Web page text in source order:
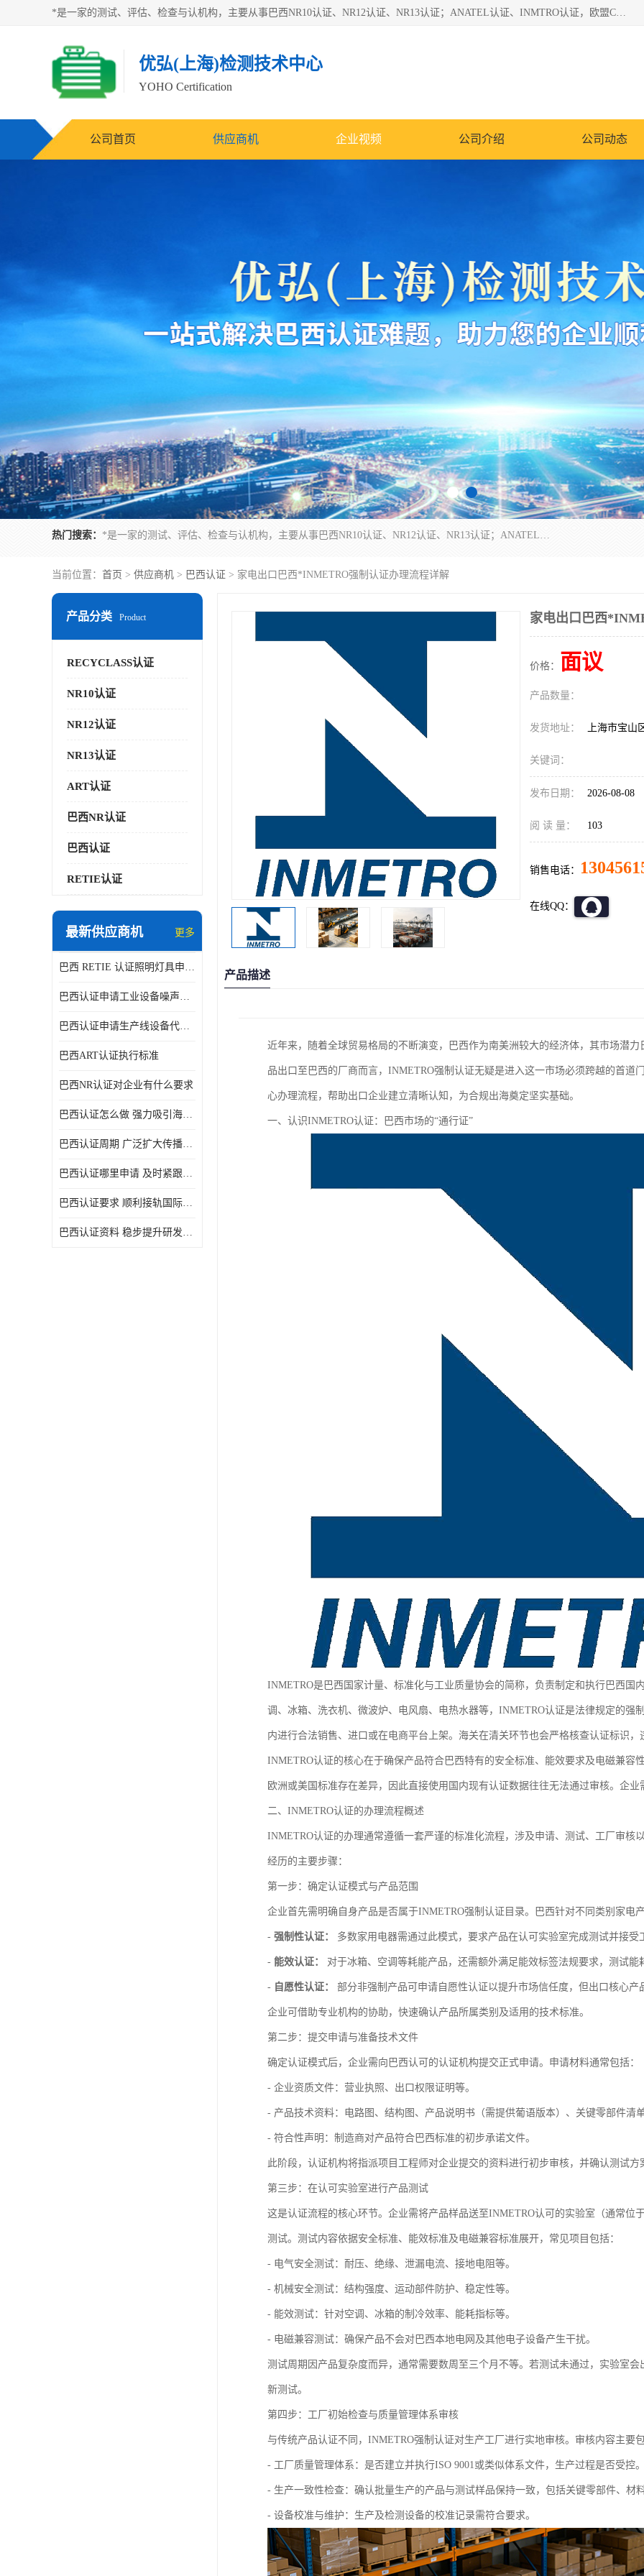
*是一家的测试、评估、检查与认机构，主要从事巴西NR10认证、NR12认证、NR13认证；ANATEL认证、INMTRO认证，欧盟CE认证：MD认证，PED认证，MID认证，ATEX认证，德国蓝色天使认证。
优弘(上海)检测技术中心
YOHO Certification
公司首页 供应商机 企业视频 公司介绍 公司动态
热门搜索： *是一家的测试、评估、检查与认机构，主要从事巴西NR10认证、NR12认证、NR13认证；ANATEL认证、INMTRO认证，欧盟CE认证：MD认证，PED认证，MID认证，ATEX认证，德国蓝色天使认证。
当前位置： 首页 > 供应商机 > 巴西认证 > 家电出口巴西*INMETRO强制认证办理流程详解
产品分类 Product
RECYCLASS认证
NR10认证
NR12认证
NR13认证
ART认证
巴西NR认证
巴西认证
RETIE认证
最新供应商机 更多
巴西 RETIE 认证照明灯具申请 RETIE 认证
巴西认证申请工业设备噪声控制认证规范
巴西认证申请生产线设备代理机构选择
巴西ART认证执行标准
巴西NR认证对企业有什么要求
巴西认证怎么做 强力吸引海外投资
巴西认证周期 广泛扩大传播范围
巴西认证哪里申请 及时紧跟法规变化
巴西认证要求 顺利接轨国际规范
巴西认证资料 稳步提升研发能力
家电出口巴西
价格： 面议
产品数量：
发货地址： 上海市宝山
关键词：
发布日期： 2026-08-08
阅 读 量： 103
销售电话：
在线QQ：
产品描述
近年来，随着全球贸易格局的不断演变，巴西作为南美洲较大的经济体，其市场潜
品出口至巴西的厂商而言，INMETRO强制认证无疑是进入这一市场必须跨越的首道
心办理流程，帮助出口企业建立清晰认知，为合规出海奠定坚实基础。
一、认识INMETRO认证：巴西市场的“通行证”
INMETRO是巴西国家计量、标准化与工业质量协会的简称，负责制定和执行巴西国
调、冰箱、洗衣机、微波炉、电风扇、电热水器等，INMETRO认证是法律规定的强
内进行合法销售、进口或在电商平台上架。海关在清关环节也会严格核查认证标识，
INMETRO认证的核心在于确保产品符合巴西特有的安全标准、能效要求及电磁兼容
欧洲或美国标准存在差异，因此直接使用国内现有认证数据往往无法通过审核。企业
二、INMETRO认证的办理流程概述
INMETRO认证的办理通常遵循一套严谨的标准化流程，涉及申请、测试、工厂审核
经历的主要步骤：
第一步：确定认证模式与产品范围
企业首先需明确自身产品是否属于INMETRO强制认证目录。巴西针对不同类别家电
- 强制性认证： 多数家用电器需通过此模式，要求产品在认可实验室完成测试并接受
- 能效认证： 对于冰箱、空调等耗能产品，还需额外满足能效标签法规要求，测试能
- 自愿性认证： 部分非强制产品可申请自愿性认证以提升市场信任度，但出口核心产
企业可借助专业机构的协助，快速确认产品所属类别及适用的技术标准。
第二步：提交申请与准备技术文件
确定认证模式后，企业需向巴西认可的认证机构提交正式申请。申请材料通常包括：
- 企业资质文件：营业执照、出口权限证明等。
- 产品技术资料：电路图、结构图、产品说明书（需提供葡语版本）、关键零部件清单
- 符合性声明：制造商对产品符合巴西标准的初步承诺文件。
此阶段，认证机构将指派项目工程师对企业提交的资料进行初步审核，并确认测试方
第三步：在认可实验室进行产品测试
这是认证流程的核心环节。企业需将产品样品送至INMETRO认可的实验室（通常位
测试。测试内容依据安全标准、能效标准及电磁兼容标准展开，常见项目包括：
- 电气安全测试：耐压、绝缘、泄漏电流、接地电阻等。
- 机械安全测试：结构强度、运动部件防护、稳定性等。
- 能效测试：针对空调、冰箱的制冷效率、能耗指标等。
- 电磁兼容测试：确保产品不会对巴西本地电网及其他电子设备产生干扰。
测试周期因产品复杂度而异，通常需要数周至三个月不等。若测试未通过，实验室
新测试。
第四步：工厂初始检查与质量管理体系审核
与传统产品认证不同，INMETRO强制认证对生产工厂进行实地审核。审核内容主要包
- 工厂质量管理体系：是否建立并执行ISO 9001或类似体系文件，生产过程是否受控。
- 生产一致性检查：确认批量生产的产品与测试样品保持一致，包括关键零部件、材料
- 设备校准与维护：生产及检测设备的校准记录需符合要求。